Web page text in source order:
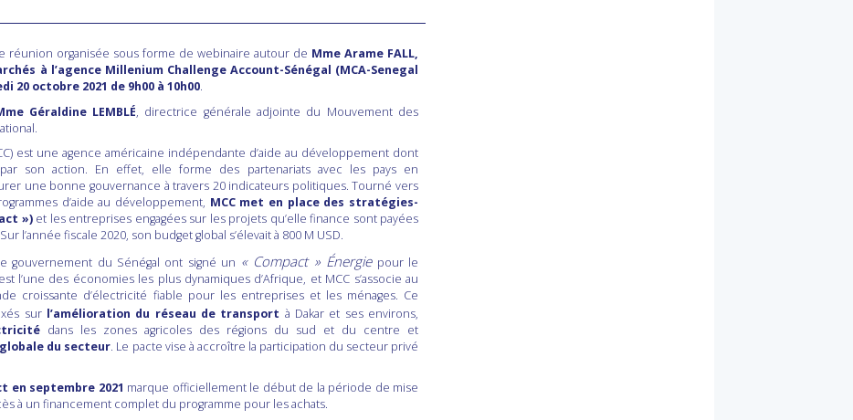
réunion organisée sous forme de webinaire autour de Mme Arame FALL,
à l’agence Millenium Challenge Account-Sénégal (MCA-Senegal
20 octobre 2021 de 9h00 à 10h00.
Géraldine LEMBLÉ, directrice générale adjointe du Mouvement des
est une agence américaine indépendante d’aide au développement dont
son action. En effet, elle forme des partenariats avec les pays en
une bonne gouvernance à travers 20 indicateurs politiques. Tourné vers
d’aide au développement, MCC met en place des stratégies-
»)et les entreprises engagées sur les projets qu’elle finance sont payées
l’année fiscale 2020, son budget global s’élevait à 800 M USD.
gouvernement du Sénégal ont signé un « Compact » Énergiepour le
l’une des économies les plus dynamiques d’Afrique, et MCC s’associe au
croissante d’électricité fiable pour les entreprises et les ménages. Ce
sur l’amélioration du réseau de transport à Dakar et ses environs,
dans les zones agricoles des régions du sud et du centre et
du secteur. Le pacte vise à accroître la participation du secteur privé
en septembre 2021 marque officiellement le début de la période de mise
à un financement complet du programme pour les achats.